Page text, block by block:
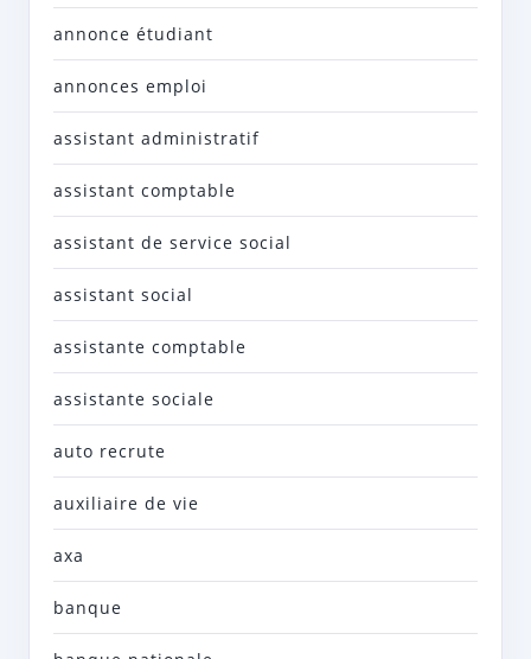
annonce étudiant
annonces emploi
assistant administratif
assistant comptable
assistant de service social
assistant social
assistante comptable
assistante sociale
auto recrute
auxiliaire de vie
axa
banque